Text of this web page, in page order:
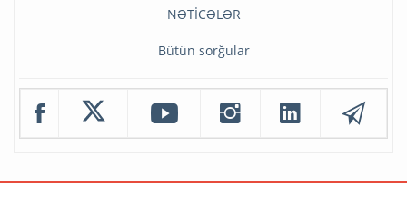
NƏTİCƏLƏR
Bütün sorğular